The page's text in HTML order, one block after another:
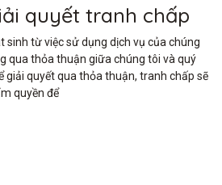
quyết tranh chấp
sinh từ việc sử dụng dịch vụ của chúng
qua thỏa thuận giữa chúng tôi và quý
giải quyết qua thỏa thuận, tranh chấp sẽ
quyền để